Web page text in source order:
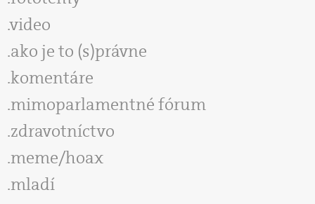
video
ako je to (s)právne
komentáre
mimoparlamentné fórum
zdravotníctvo
meme/hoax
mladí